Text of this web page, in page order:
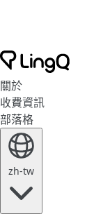
關於
收費資訊
部落格
zh-tw